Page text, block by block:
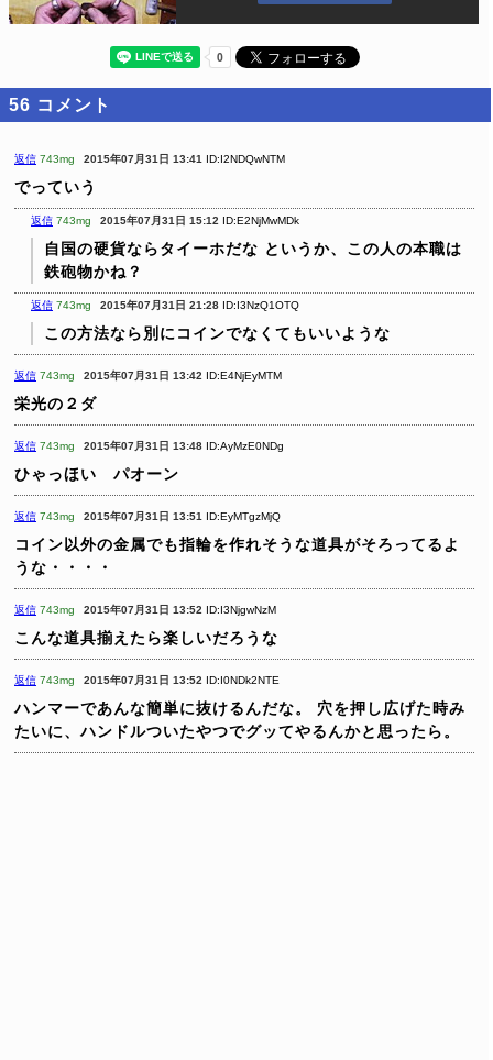
56 コメント
返信 743mg 2015年07月31日 13:41 ID:I2NDQwNTM
でっていう
返信 743mg 2015年07月31日 15:12 ID:E2NjMwMDk
自国の硬貨ならタイーホだな というか、この人の本職は
鉄砲物かね？
返信 743mg 2015年07月31日 21:28 ID:I3NzQ1OTQ
この方法なら別にコインでなくてもいいような
返信 743mg 2015年07月31日 13:42 ID:E4NjEyMTM
栄光の２ダ
返信 743mg 2015年07月31日 13:48 ID:AyMzE0NDg
ひゃっほい パオーン
返信 743mg 2015年07月31日 13:51 ID:EyMTgzMjQ
コイン以外の金属でも指輪を作れそうな道具がそろってるよ
うな・・・・
返信 743mg 2015年07月31日 13:52 ID:I3NjgwNzM
こんな道具揃えたら楽しいだろうな
返信 743mg 2015年07月31日 13:52 ID:I0NDk2NTE
ハンマーであんな簡単に抜けるんだな。
穴を押し広げた時み
たいに、ハンドルついたやつでグッてやるんかと思ったら。